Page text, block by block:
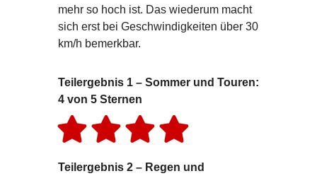
mehr so hoch ist. Das wiederum macht
sich erst bei Geschwindigkeiten über 30
km/h bemerkbar.
Teilergebnis 1 – Sommer und Touren:
4 von 5 Sternen
Teilergebnis 2 – Regen und